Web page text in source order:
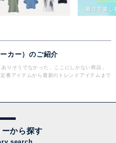
カー）のご紹介
りそうでなかった、ここにしかない商品」
番アイテムから最新のトレンドアイテムまで
ーから探す